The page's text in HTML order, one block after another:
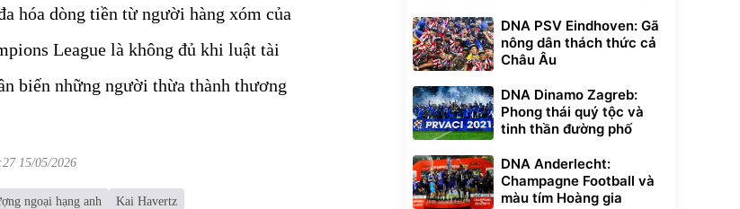
hóa dòng tiền từ người hàng xóm của
League là không đủ khi luật tài
biến những người thừa thành thương
15/05/2026
ngoại hạng anh Kai Havertz
DNA PSV Eindhoven: Gã
nông dân thách thức cả
Châu Âu
DNA Dinamo Zagreb:
Phong thái quý tộc và
tinh thần đường phố
DNA Anderlecht:
Champagne Football và
màu tím Hoàng gia